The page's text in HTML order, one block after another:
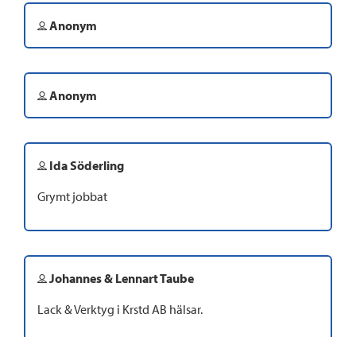
Anonym
Anonym
Ida Söderling
Grymt jobbat
Johannes & Lennart Taube
Lack & Verktyg i Krstd AB hälsar.